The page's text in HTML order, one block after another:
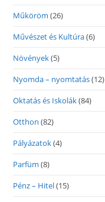
Műköröm (26)
Művészet és Kultúra(6)
Növények(5)
Nyomda – nyomtatás(12)
Oktatás és Iskolák(84)
Otthon (82)
Pályázatok(4)
Parfüm (8)
Pénz – Hitel(15)